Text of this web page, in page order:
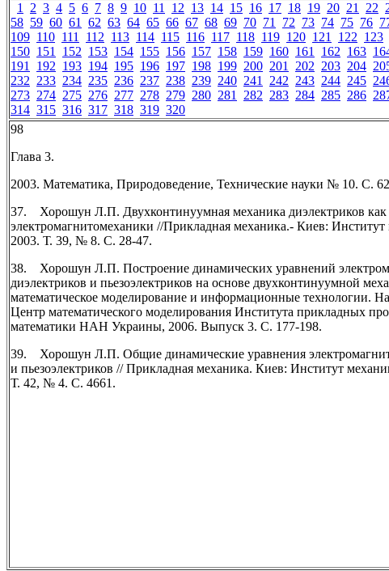
1 2 3 4 5 6 7 8 9 10 11 12 13 14 15 16 17 18 19 20 21 22
58 59 60 61 62 63 64 65 66 67 68 69 70 71 72 73 74 75 76
109 110 111 112 113 114 115 116 117 118 119 120 121 122 123
150 151 152 153 154 155 156 157 158 159 160 161 162 163
191 192 193 194 195 196 197 198 199 200 201 202 203 204
232 233 234 235 236 237 238 239 240 241 242 243 244 245
273 274 275 276 277 278 279 280 281 282 283 284 285 286
314 315 316 317 318 319 320
98
Глава 3.
2003. Математика, Природоведение, Технические науки № 10. С.
37. Хорошун Л.П. Двухконтинуумная механика диэлектриков как
электромагнитомеханики //Прикладная механика.- Киев:
2003. Т. 39, № 8. С. 28-47.
38. Хорошун Л.П. Построение динамических уравнений
диэлектриков и пьезоэлектриков на основе двухконтинуумной
математическое моделирование и информационные технологии.
Центр математического моделирования Института прикладных
математики НАН Украины, 2006. Выпуск 3. С. 177-198.
39. Хорошун Л.П. Общие динамические уравнения
и пьезоэлектриков // Прикладная механика. Киев: Институт
Т. 42, № 4. С. 4661.